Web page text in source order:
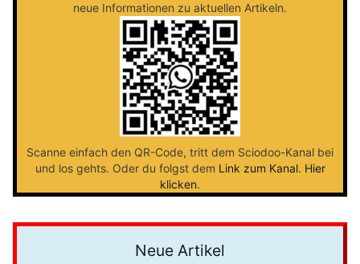
neue Informationen zu aktuellen Artikeln.
Scanne einfach den QR-Code, tritt dem Sciodoo-Kanal bei
und los gehts. Oder du folgst dem Link zum Kanal. Hier
klicken.
Neue Artikel